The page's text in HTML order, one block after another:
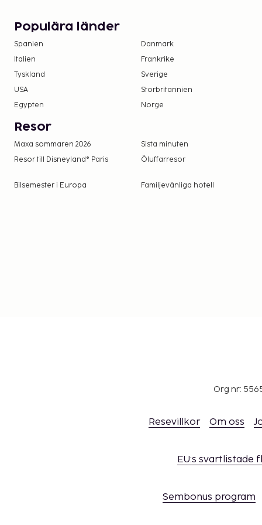
Det är möjligt att listan ovan inte är fullständig,
Gäster kan tillåtas att ta med sig husdjur om
direkt. Kontaktuppgifter finns i
Populära länder
Spanien Danmark
Italien
Frankrike
Tyskland
Sverige
USA
Storbritannien
Egypten
Norge
Resor
Maxa sommaren 2026 Sista minuten
Resor till Disneyland® Paris
Öluffarresor
Bilsemester i Europa Familjevänliga hotell
Org nr:
Resevillkor Om oss
EU:s svartlistade
Sembonus program